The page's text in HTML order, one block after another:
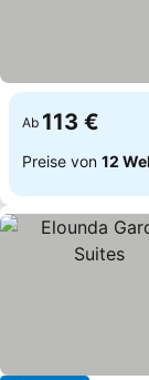
Ab 113 €
Preise von 12